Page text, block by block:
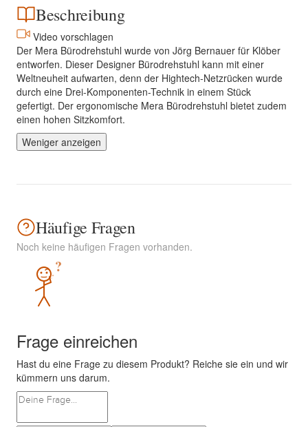
Beschreibung
Video vorschlagen
Der Mera Bürodrehstuhl wurde von Jörg Bernauer für Klöber
entworfen. Dieser Designer Bürodrehstuhl kann mit einer
Weltneuheit aufwarten, denn der Hightech-Netzrücken wurde
durch eine Drei-Komponenten-Technik in einem Stück
gefertigt. Der ergonomische Mera Bürodrehstuhl bietet zudem
einen hohen Sitzkomfort.
Weniger anzeigen
Häufige Fragen
Noch keine häufigen Fragen vorhanden.
?
Frage einreichen
Hast du eine Frage zu diesem Produkt? Reiche sie ein und wir
kümmern uns darum.